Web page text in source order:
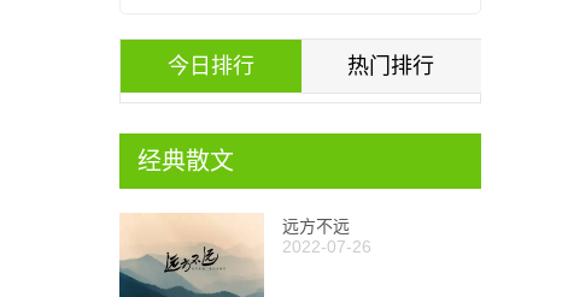
今日排行 热门排行
经典散文
远方不远
2022-07-26